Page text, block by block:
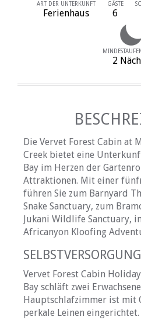
ART DER UNTERKUNFT
Ferienhaus
GÄSTE
6
2
Die Vervet Forest Cabin at
Creek bietet eine
Bay im Herzen der
Attraktionen. Mit einer
führen Sie zum Barnyard
Snake Sanctuary, zum
Jukani Wildlife Sanctuary,
Africanyon Kloofing
Vervet Forest Cabin
Bay schläft zwei
Hauptschlafzimmer ist mit
perkale Leinen eingerichtet.